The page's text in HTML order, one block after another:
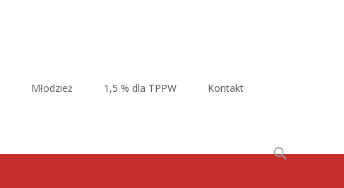
Młodzież 1,5 % dla TPPW Kontakt
Szukaj: